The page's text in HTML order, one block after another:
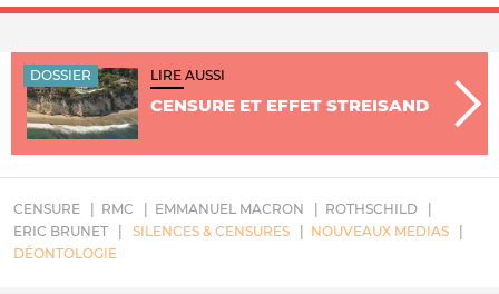
DOSSIER LIRE AUSSI
CENSURE ET EFFET STREISAND
CENSURE RMC EMMANUEL MACRON
ROTHSCHILD
ERIC BRUNET
SILENCES & CENSURES
NOUVEAUX MEDIAS
DÉONTOLOGIE